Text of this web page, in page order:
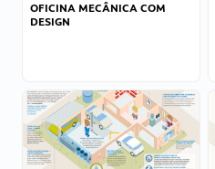
OFICINA MECÂNICA COM
DESIGN